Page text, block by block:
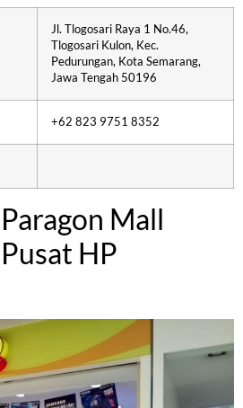
Jl. Tlogosari Raya 1 No.46,
Tlogosari Kulon, Kec.
Pedurungan, Kota Semarang,
Jawa Tengah 50196
+62 823 9751 8352
Mall
HP